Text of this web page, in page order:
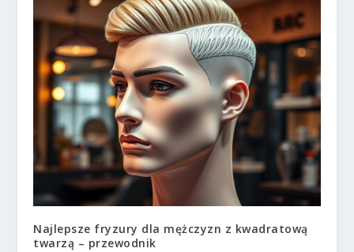
Najlepsze fryzury dla mężczyzn z kwadratową
twarzą – przewodnik